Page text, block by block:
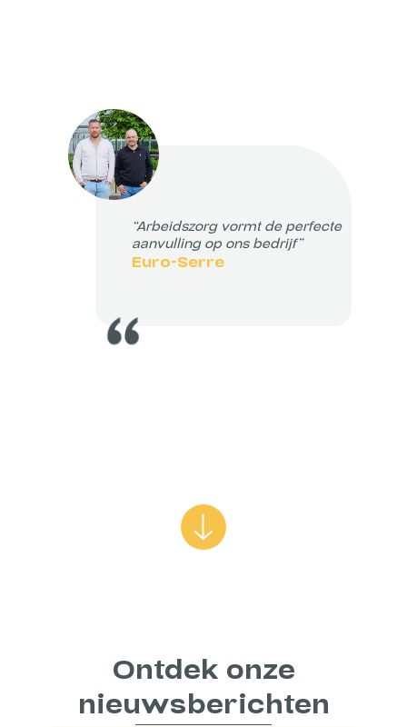
“Arbeidszorg vormt de perfecte
aanvulling op ons bedrijf”
Euro-Serre
Ontdek onze
nieuwsberichten